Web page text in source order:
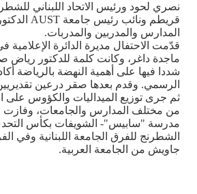
نصري لحود ورئيس الاتحاد اللبناني
قريطم ونائب رئيس جامعة AUST
المدارس والمدربين والمدربات.
قدّمت الاحتفال مديرة الدائرة الإعلامية
ماجدة داغر، وكانت كلمة للدكتور رياض
شددا فيها على أهمية النهضة بالرياضة
الرسمي. وقدم بعدها صقر درعين
ثم جرى توزيع الميداليات والكؤوس على
من مختلف المدارس والجامعات، وفازت
مدرسة "سابيس"- الشويفات بكأس
الشطرنج للفرق الجامعة اللبنانية وفي
جاويش من الجامعة العربية.